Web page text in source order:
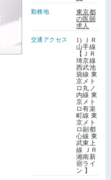
勤務地
東京都
の医師
求人
交通アクセス
1) ＪＲ
山手線
【ＪＲ
埼京線
西武池
袋線 東
京メト
ロ丸ノ
内線 東
京メト
ロ有楽
町線 東
京メト
ロ副都
心線 東
武東上
線 ＪＲ
湘南新
宿ライ
ン 】